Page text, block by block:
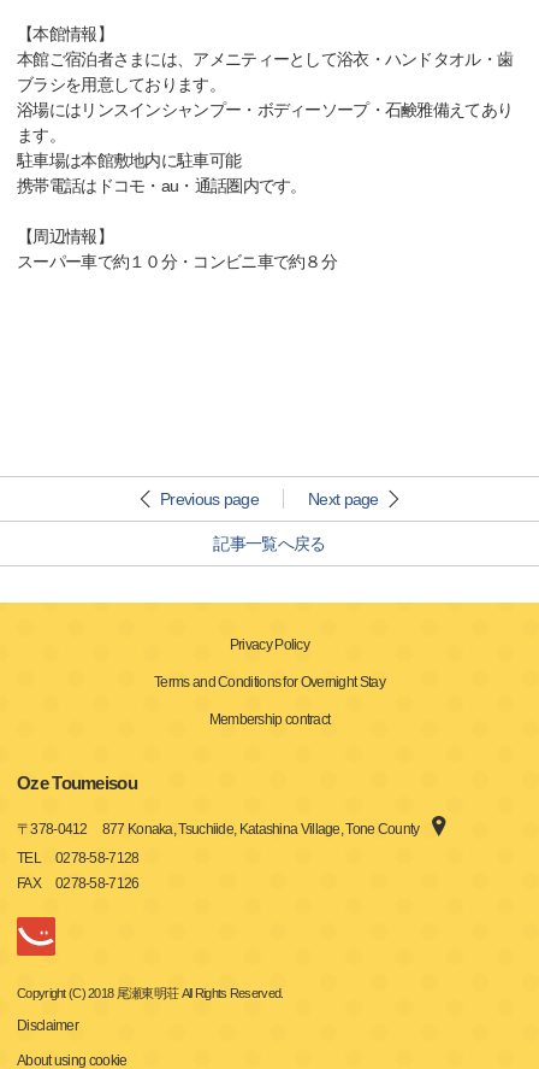
【本館情報】
本館ご宿泊者さまには、アメニティーとして浴衣・ハンドタオル・歯
ブラシを用意しております。
浴場にはリンスインシャンプー・ボディーソープ・石鹸雅備えてあり
ます。
駐車場は本館敷地内に駐車可能
携帯電話はドコモ・au・通話圏内です。
【周辺情報】
スーパー車で約１０分・コンビニ車で約８分
Previous page Next page
記事一覧へ戻る
Privacy Policy
Terms and Conditions for Overnight Stay
Membership contract
Oze Toumeisou
〒378-0412
877 Konaka, Tsuchiide, Katashina Village, Tone County
TEL
0278-58-7128
FAX
0278-58-7126
Copyright (C) 2018 尾瀬東明荘 All Rights Reserved.
Disclaimer
About using cookie